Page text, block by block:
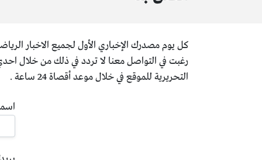
كل يوم مصدرك الإخباري الأول لجميع الاخبار
رغبت في التواصل معنا لا تردد في ذلك من خلال
التحريرية للموقع في خلال موعد أقصاة 24 ساعة .